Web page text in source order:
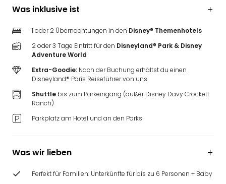
Was inklusive ist
1 oder 2 Übernachtungen in den Disney® Themenhotels
2 oder 3 Tage Eintritt für den Disneyland® Park & Disney
Adventure World
Extra-Goodie: Nach der Buchung erhältst du einen
Disneyland® Paris Reiseführer von uns
Shuttle bis zum Parkeingang (außer Disney Davy Crockett
Ranch)
Parkplatz am Hotel und an den Parks
Was wir lieben
Perfekt für Familien: Unterkünfte für bis zu 6 Personen + Baby